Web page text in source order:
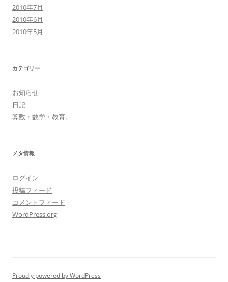
2010年7月
2010年6月
2010年5月
カテゴリー
お知らせ
日記
算数・数学・教育。
メタ情報
ログイン
投稿フィード
コメントフィード
WordPress.org
Proudly powered by WordPress